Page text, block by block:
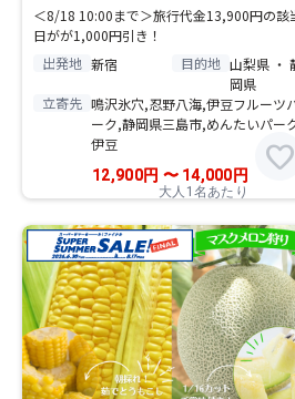
＜8/18 10:00まで＞旅行代金13,900円の該
日がが1,000円引き！
出発地 新宿 目的地 山梨県 ・
岡県
立寄先 鳴沢氷穴,忍野八海,伊豆フルーツ
ーク,静岡県三島市,めんたいパー
伊豆
12,900円 〜14,000 円
大人1名あたり
favorite